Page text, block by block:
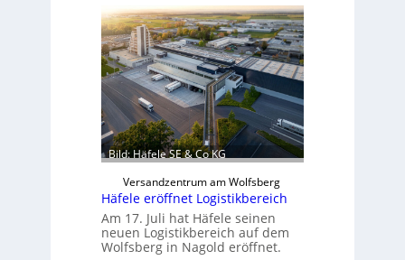
s
c
h
i
n
e
n
b
a
u
d
i
g
i
t
Bild: Häfele SE & Co KG
Versandzentrum am Wolfsberg
Häfele eröffnet Logistikbereich
Am 17. Juli hat Häfele seinen
neuen Logistikbereich auf dem
Wolfsberg in Nagold eröffnet.